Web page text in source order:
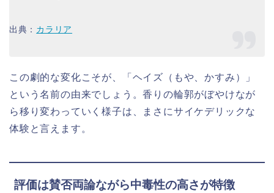
出典： カラリア
この劇的な変化こそが、「ヘイズ（もや、かすみ）」
という名前の由来でしょう。香りの輪郭がぼやけなが
ら移り変わっていく様子は、まさにサイケデリックな
体験と言えます。
評価は賛否両論ながら中毒性の高さが特徴